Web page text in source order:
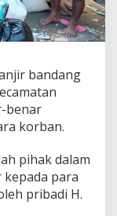
bandang
benar
korban.
pihak dalam
para
pribadi H.